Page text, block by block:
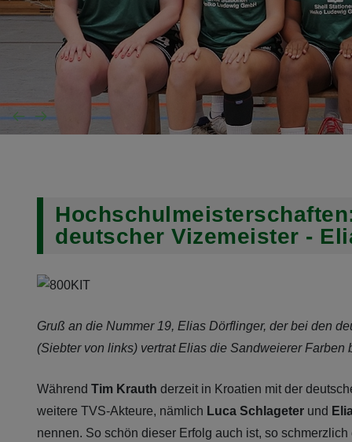
deutscher Vizemeister -
Gruß an die Nummer 19, Elias Dörflinger, der bei den
(Siebter von links) vertrat Elias die Sandweierer Farben
Während Tim Krauth derzeit in Kroatien mit der
weitere TVS-Akteure, nämlich Luca Schlageter und
nennen. So schön dieser Erfolg auch ist, so